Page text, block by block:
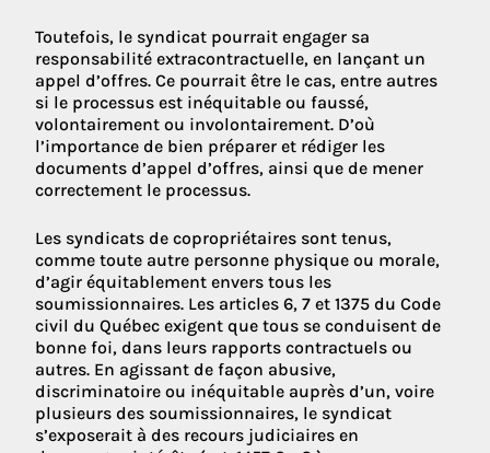
Toutefois, le syndicat pourrait engager sa
responsabilité extracontractuelle, en lançant un
appel d’offres. Ce pourrait être le cas, entre autres
si le processus est inéquitable ou faussé,
volontairement ou involontairement. D’où
l’importance de bien préparer et rédiger les
documents d’appel d’offres, ainsi que de mener
correctement le processus.
Les syndicats de copropriétaires sont tenus,
comme toute autre personne physique ou morale,
d’agir équitablement envers tous les
soumissionnaires. Les articles 6, 7 et 1375 du Code
civil du Québec exigent que tous se conduisent de
bonne foi, dans leurs rapports contractuels ou
autres. En agissant de façon abusive,
discriminatoire ou inéquitable auprès d’un, voire
plusieurs des soumissionnaires, le syndicat
s’exposerait à des recours judiciaires en